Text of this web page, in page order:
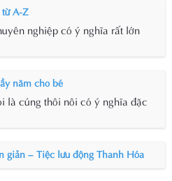
A-Z
nghiệp có ý nghĩa rất lớn
năm cho bé
là cúng thôi nôi có ý nghĩa đặc
giản – Tiệc lưu động Thanh Hóa